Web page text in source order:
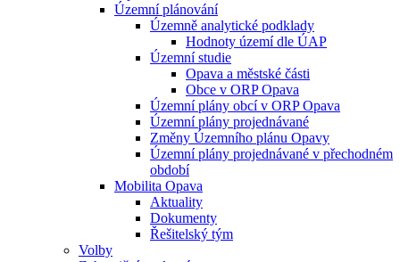
Územní plánování
Územně analytické podklady
Hodnoty území dle ÚAP
Územní studie
Opava a městské části
Obce v ORP Opava
Územní plány obcí v ORP Opava
Územní plány projednávané
Změny Územního plánu Opavy
Územní plány projednávané v přechodném
období
Mobilita Opava
Aktuality
Dokumenty
Řešitelský tým
Volby